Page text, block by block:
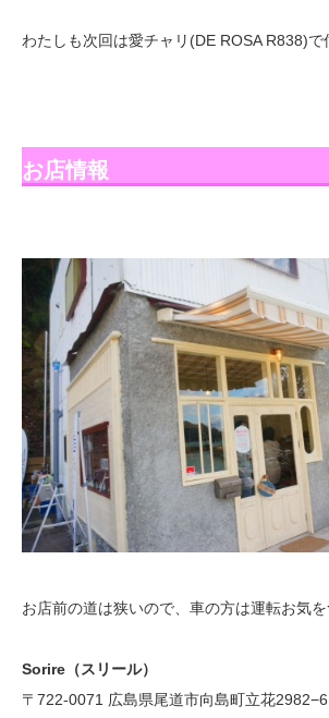
わたしも次回は愛チャリ(DE ROSA R838)で
お店情報
お店前の道は狭いので、車の方は運転お気を
Sorire（スリール）
〒722-0071 広島県尾道市向島町立花2982−6